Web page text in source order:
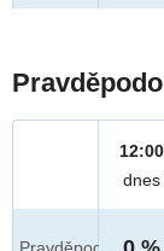
12:00
dnes